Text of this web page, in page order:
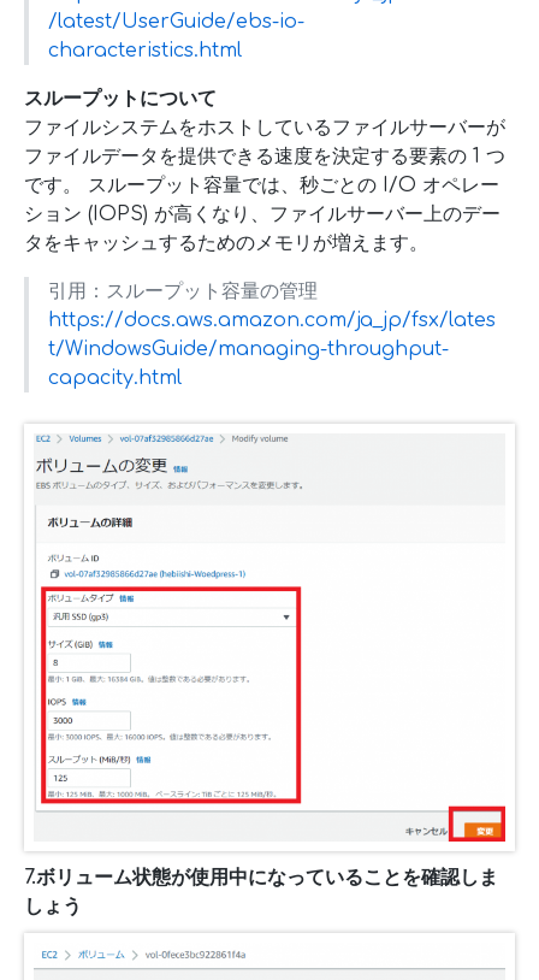
/latest/UserGuide/ebs-io-
characteristics.html
スループットについて
ファイルシステムをホストしているファイルサーバーが
ファイルデータを提供できる速度を決定する要素の 1 つ
です。 スループット容量では、秒ごとの I/O オペレー
ション (IOPS) が高くなり、ファイルサーバー上のデー
タをキャッシュするためのメモリが増えます。
引用：スループット容量の管理
https://docs.aws.amazon.com/ja_jp/fsx/lates
t/WindowsGuide/managing-throughput-
capacity.html
7.ボリューム状態が使用中になっていることを確認しま
しょう